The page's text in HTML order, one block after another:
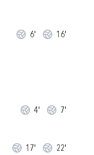
6' 16'
4' 7'
17' 22'